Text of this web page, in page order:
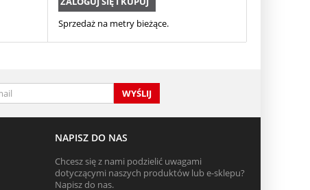
Sprzedaż na metry bieżące.
WYŚLIJ
NAPISZ DO NAS
Chcesz się z nami podzielić uwagami
dotyczącymi naszych produktów lub e-sklepu?
Napisz do nas.